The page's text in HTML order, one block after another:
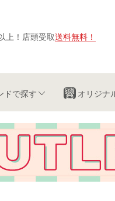
上 ！ 店頭受取送料無料 ！
ドで探す オリジナ